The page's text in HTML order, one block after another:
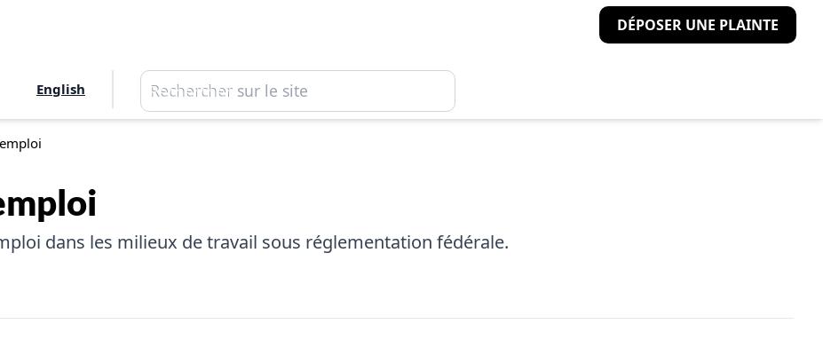
English Rechercher
Rechercher
DÉPOSER UNE PLAINTE
dans les milieux de travail sous réglementation fédérale.